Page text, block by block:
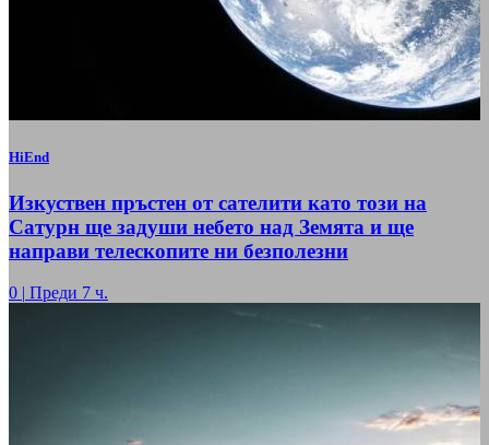
HiEnd
Изкуствен пръстен от сателити като този на
Сатурн ще задуши небето над Земята и ще
направи телескопите ни безполезни
0 | Преди 7 ч.